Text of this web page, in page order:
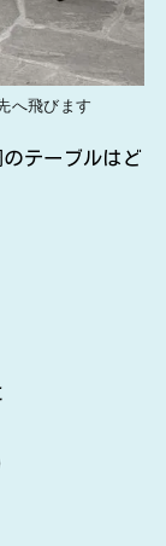
へ飛びます
テーブルはど